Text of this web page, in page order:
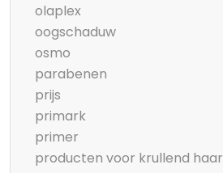
olaplex
oogschaduw
osmo
parabenen
prijs
primark
primer
producten voor krullend haar